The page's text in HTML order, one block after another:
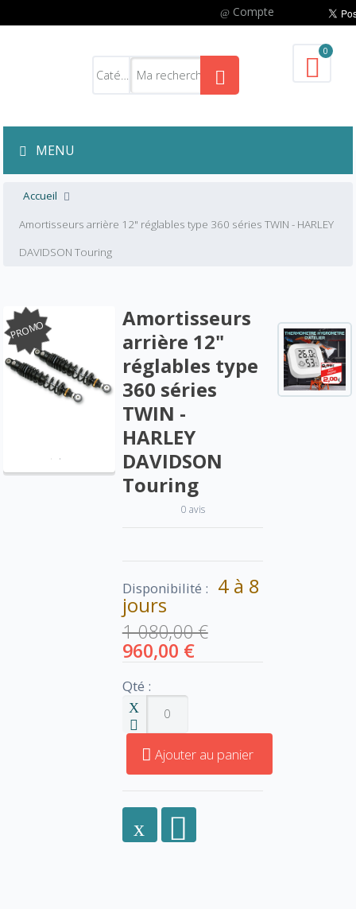
Compte
0
MENU
Accueil
Amortisseurs arrière 12" réglables type 360 séries TWIN - HARLEY
DAVIDSON Touring
PROMO
Amortisseurs
arrière 12"
réglables type
360 séries
TWIN -
HARLEY
DAVIDSON
Touring
0 avis
Disponibilité : 4 à 8
jours
1 080,00 €
960,00 €
Qté :
Ajouter au panier